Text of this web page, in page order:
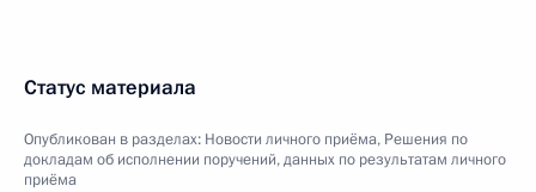
Статус материала
Опубликован в разделах: Новости личного приёма, Решения по
докладам об исполнении поручений, данных по результатам личного
приёма